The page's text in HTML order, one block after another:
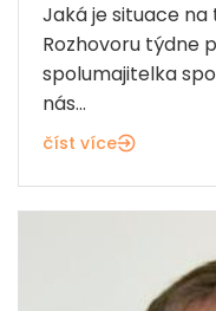
Jaká je situace
Rozhovoru týdne
spolumajitelka
nás...
číst více